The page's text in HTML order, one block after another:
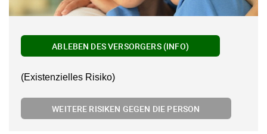
ABLEBEN DES VERSORGERS (INFO)
(Existenzielles Risiko)
WEITERE RISIKEN GEGEN DIE PERSON